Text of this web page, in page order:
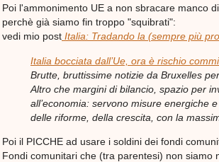
Poi l'ammonimento UE a non sbracare manco
perchè già siamo fin troppo "squibrati":
vedi mio post Italia: Tradando la (sempre più
Italia bocciata dall’Ue, ora è rischio
Brutte, bruttissime notizie da Bruxelles
Altro che margini di bilancio, spazio per
all’economia: servono misure energiche
delle riforme, della crescita, con la
Poi il PICCHE ad usare i soldini dei fondi
Fondi comunitari che (tra parentesi) non